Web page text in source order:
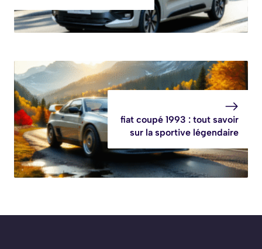
fiat coupé 1993 : tout savoir
sur la sportive légendaire